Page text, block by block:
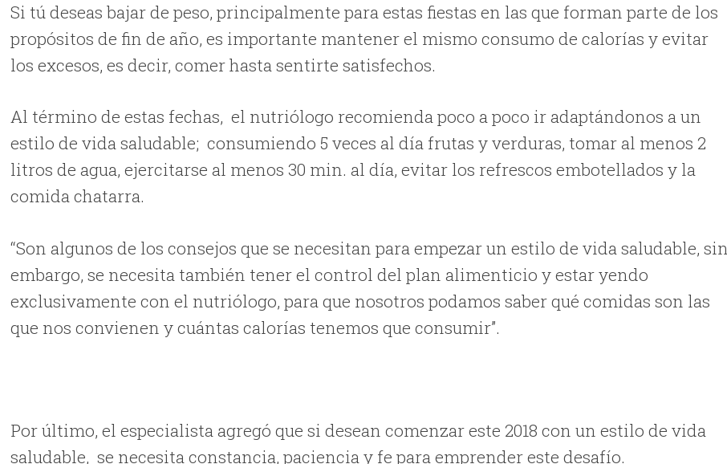
Si tú deseas bajar de peso, principalmente para estas fiestas en las que forman parte de los
propósitos de fin de año, es importante mantener el mismo consumo de calorías y evitar
los excesos, es decir, comer hasta sentirte satisfechos.
Al término de estas fechas, el nutriólogo recomienda poco a poco ir adaptándonos a un
estilo de vida saludable; consumiendo 5 veces al día frutas y verduras, tomar al menos 2
litros de agua, ejercitarse al menos 30 min. al día, evitar los refrescos embotellados y la
comida chatarra.
“Son algunos de los consejos que se necesitan para empezar un estilo de vida saludable, sin
embargo, se necesita también tener el control del plan alimenticio y estar yendo
exclusivamente con el nutriólogo, para que nosotros podamos saber qué comidas son las
que nos convienen y cuántas calorías tenemos que consumir”.
Por último, el especialista agregó que si desean comenzar este 2018 con un estilo de vida
saludable, se necesita constancia, paciencia y fe para emprender este desafío.